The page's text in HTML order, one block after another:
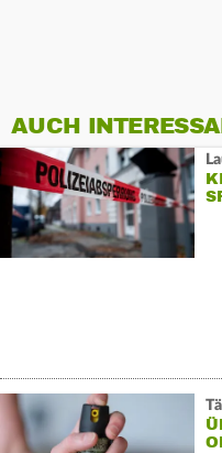
AUCH